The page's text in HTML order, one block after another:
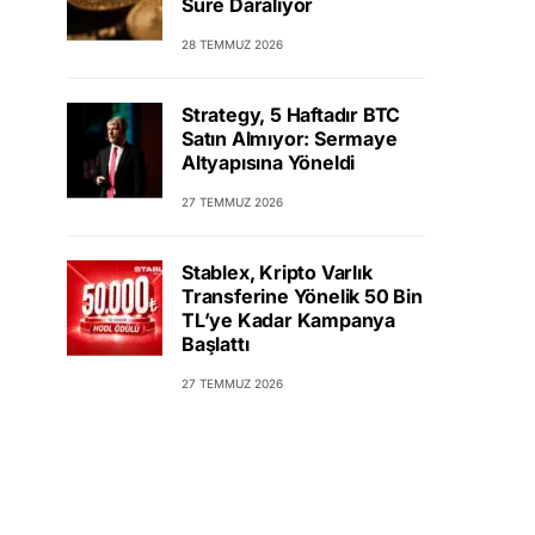
28 TEMMUZ 2026
Strategy, 5 Haftadır BTC
Satın Almıyor: Sermaye
Altyapısına Yöneldi
27 TEMMUZ 2026
Stablex, Kripto Varlık
Transferine Yönelik 50 Bin
TL’ye Kadar Kampanya
Başlattı
27 TEMMUZ 2026